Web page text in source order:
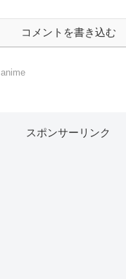
コメントを書き込む
anime
スポンサーリンク